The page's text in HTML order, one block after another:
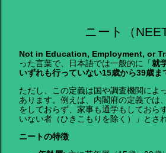
ニート（NEET
Not in Education, Employment, or
った言葉で、日本語では一般的に「就
いずれも行っていない15歳から39歳ま
ただし、この定義は国や調査機関によ
あります。例えば、内閣府の定義では
をしておらず、家事も通学もしておら
いない者（ひきこもりを除く）」とさ
ニートの特徴